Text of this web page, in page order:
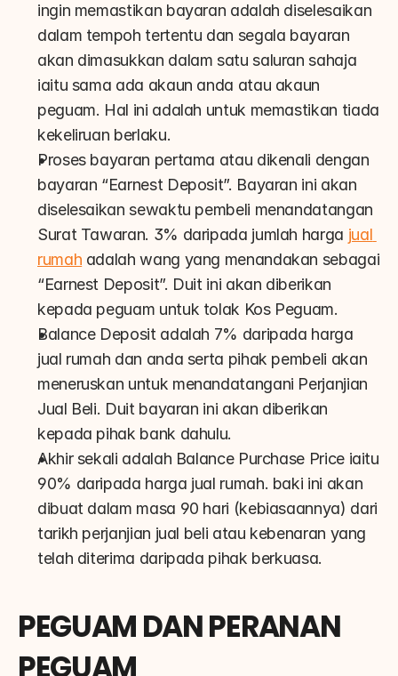
ingin memastikan bayaran adalah diselesaikan
dalam tempoh tertentu dan segala bayaran
akan dimasukkan dalam satu saluran sahaja
iaitu sama ada akaun anda atau akaun
peguam. Hal ini adalah untuk memastikan tiada
kekeliruan berlaku.
Proses bayaran pertama atau dikenali dengan
bayaran “Earnest Deposit”. Bayaran ini akan
diselesaikan sewaktu pembeli menandatangan
Surat Tawaran. 3% daripada jumlah harga jual
rumah adalah wang yang menandakan sebagai
“Earnest Deposit”. Duit ini akan diberikan
kepada peguam untuk tolak Kos Peguam.
Balance Deposit adalah 7% daripada harga
jual rumah dan anda serta pihak pembeli akan
meneruskan untuk menandatangani Perjanjian
Jual Beli. Duit bayaran ini akan diberikan
kepada pihak bank dahulu.
Akhir sekali adalah Balance Purchase Price iaitu
90% daripada harga jual rumah. baki ini akan
dibuat dalam masa 90 hari (kebiasaannya) dari
tarikh perjanjian jual beli atau kebenaran yang
telah diterima daripada pihak berkuasa.
PEGUAM DAN PERANAN